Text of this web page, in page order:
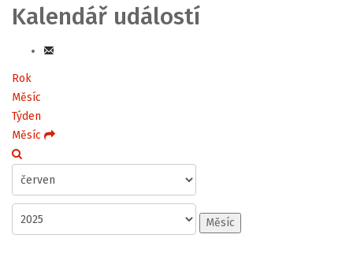
Kalendář událostí
Rok
Měsíc
Týden
Měsíc
Měsíc